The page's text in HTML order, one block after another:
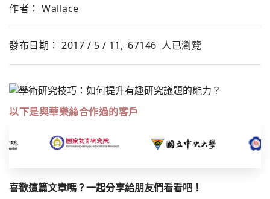
作者： Wallace
發布日期： 2017 / 5 / 11, 67146 人已瀏覽
以下是與華樂絲合作過的客戶
喜歡這篇文章嗎？一起分享給朋友們看看吧！